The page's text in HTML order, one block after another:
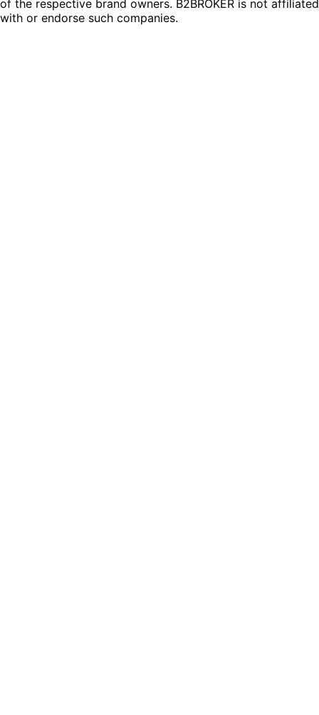
of the respective brand owners. B2BROKER is not affiliated
with or endorse such companies.